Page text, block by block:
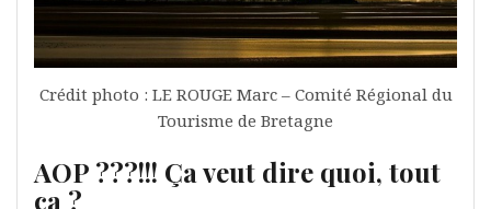
Crédit photo : LE ROUGE Marc – Comité Régional du
Tourisme de Bretagne
AOP ???!!! Ça veut dire quoi, tout
ça ?